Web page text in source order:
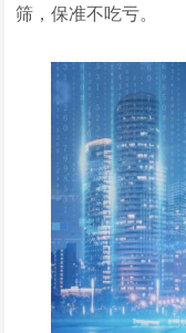
筛，保准不吃亏。